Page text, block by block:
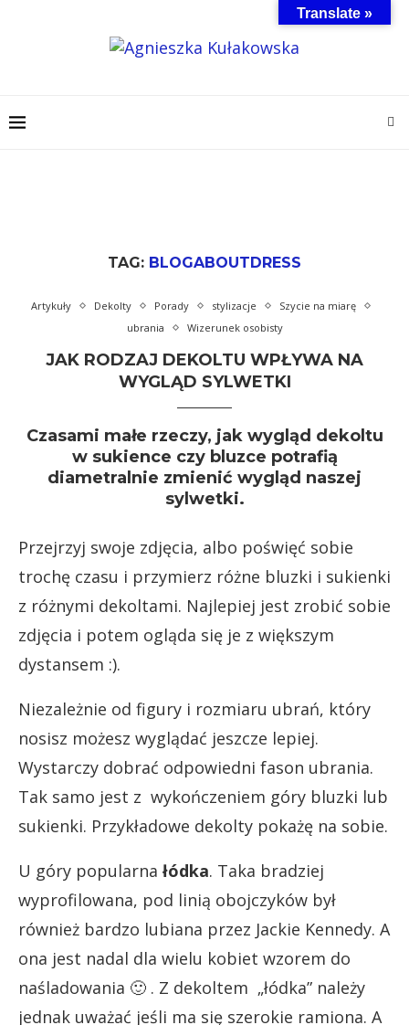
TAG: BLOGABOUTDRESS
Artykuły Dekolty Porady stylizacje
Szycie na miarę
ubrania
Wizerunek osobisty
JAK RODZAJ DEKOLTU WPŁYWA NA
WYGLĄD SYLWETKI
Czasami małe rzeczy, jak wygląd dekoltu
w sukience czy bluzce potrafią
diametralnie zmienić wygląd naszej
sylwetki.
Przejrzyj swoje zdjęcia, albo poświęć sobie
trochę czasu i przymierz różne bluzki i sukienki
z różnymi dekoltami. Najlepiej jest zrobić sobie
zdjęcia i potem ogląda się je z większym
dystansem :).
Niezależnie od figury i rozmiaru ubrań, który
nosisz możesz wyglądać jeszcze lepiej.
Wystarczy dobrać odpowiedni fason ubrania.
Tak samo jest z wykończeniem góry bluzki lub
sukienki. Przykładowe dekolty pokażę na sobie.
U góry popularna łódka. Taka bradziej
wyprofilowana, pod linią obojczyków był
również bardzo lubiana przez Jackie Kennedy. A
ona jest nadal dla wielu kobiet wzorem do
naśladowania 🙂 . Z dekoltem „łódka” należy
jednak uważać jeśli ma się szerokie ramiona. A
Translate »